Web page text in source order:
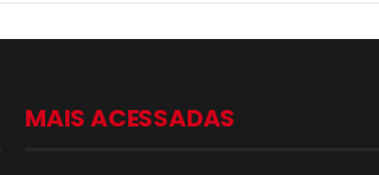
MAIS ACESSADAS